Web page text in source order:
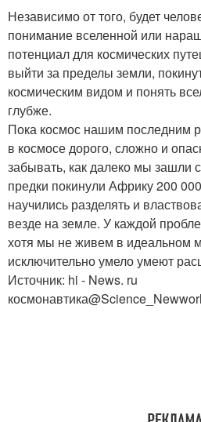
Независимо от того, будет
понимание вселенной или
потенциал для космических
выйти за пределы земли,
космическим видом и понять
глубже.
Пока космос нашим последним
в космосе дорого, сложно и
забывать, как далеко мы зашли
предки покинули Африку 200
научились разделять и
везде на земле. У каждой
хотя мы не живем в идеальном
исключительно умело умеют
Источник: hi - News. ru